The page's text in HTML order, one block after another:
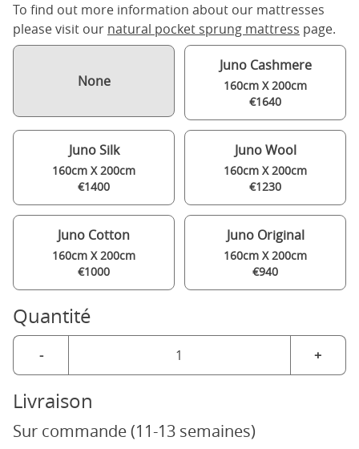
To find out more information about our mattresses
please visit our natural pocket sprung mattress page.
None
Juno Cashmere
160cm X 200cm
€1640
Juno Silk
160cm X 200cm
€1400
Juno Wool
160cm X 200cm
€1230
Juno Cotton
160cm X 200cm
€1000
Juno Original
160cm X 200cm
€940
Quantité
- +
Livraison
Sur commande (11-13 semaines)